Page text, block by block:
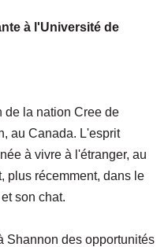
à l'Université de
de la nation Cree de
au Canada. L'esprit
à vivre à l'étranger, au
plus récemment, dans le
son chat.
Shannon des opportunités